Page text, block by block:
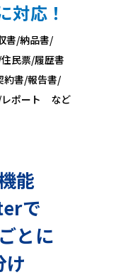
対応！
書/納品書/
民票/履歴書
約書/報告書/
レポート など
能
で
とに
け